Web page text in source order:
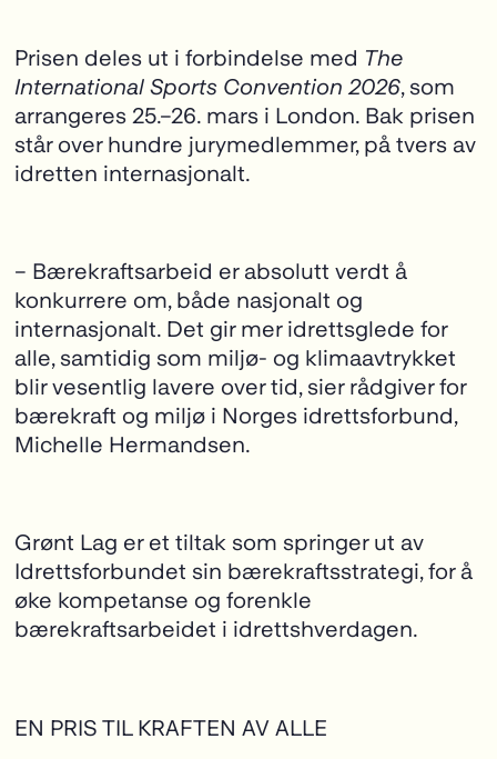
Prisen deles ut i forbindelse med The
International Sports Convention 2026, som
arrangeres 25.–26. mars i London. Bak prisen
står over hundre jurymedlemmer, på tvers av
idretten internasjonalt.
– Bærekraftsarbeid er absolutt verdt å
konkurrere om, både nasjonalt og
internasjonalt. Det gir mer idrettsglede for
alle, samtidig som miljø- og klimaavtrykket
blir vesentlig lavere over tid, sier rådgiver for
bærekraft og miljø i Norges idrettsforbund,
Michelle Hermandsen.
Grønt Lag er et tiltak som springer ut av
Idrettsforbundet sin bærekraftsstrategi, for å
øke kompetanse og forenkle
bærekraftsarbeidet i idrettshverdagen.
EN PRIS TIL KRAFTEN AV ALLE